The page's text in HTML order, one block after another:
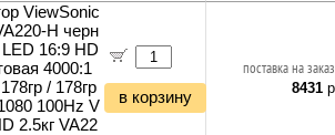
ViewSonic
H черн
16:9 HD
4000:1
/ 178гр
100Hz V
2.5кг VA22
в корзину
поставка на
8431